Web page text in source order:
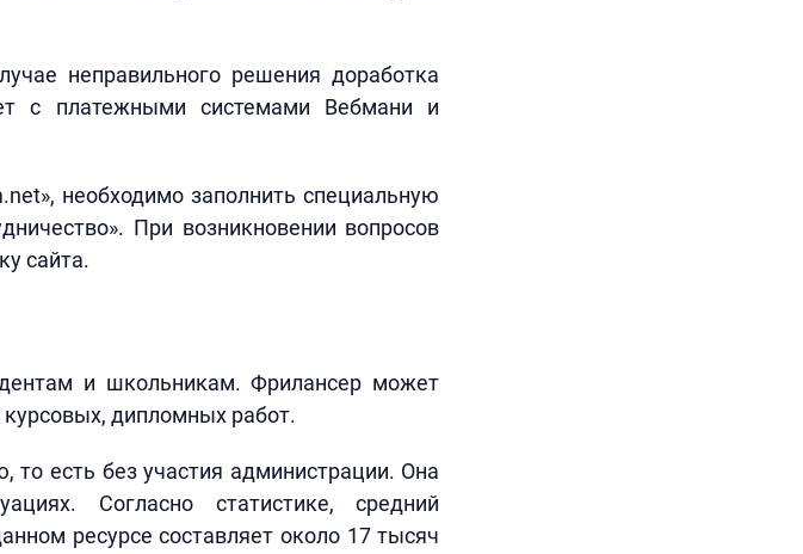
неправильного решения доработка
с платежными системами Вебмани и
необходимо заполнить специальную
При возникновении вопросов
сайта.
и школьникам. Фрилансер может
дипломных работ.
есть без участия администрации. Она
Согласно статистике, средний
ресурсе составляет около 17 тысяч